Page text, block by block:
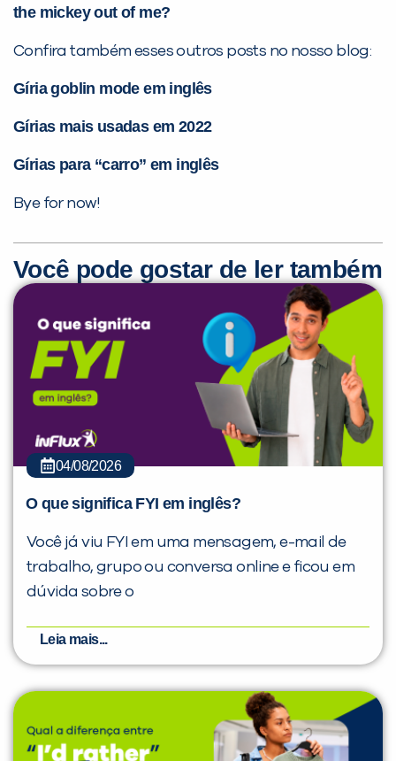
the mickey out of me?
Confira também esses outros posts no nosso blog:
Gíria goblin mode em inglês
Gírias mais usadas em 2022
Gírias para “carro” em inglês
Bye for now!
Você pode gostar de ler também
04/08/2026
O que significa FYI em inglês?
Você já viu FYI em uma mensagem, e-mail de
trabalho, grupo ou conversa online e ficou em
dúvida sobre o
Leia mais...